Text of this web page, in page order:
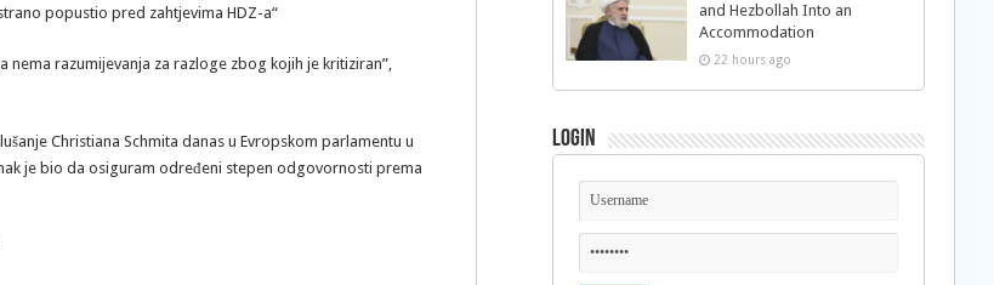
popustio pred zahtjevima HDZ-a“
nema razumijevanja za razloge zbog kojih je kritiziran”,
Christiana Schmita danas u Evropskom parlamentu u
je bio da osiguram određeni stepen odgovornosti prema
and Hezbollah Into an
Accommodation
22 hours ago
Login